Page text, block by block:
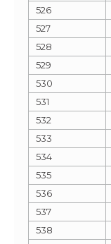
526
527
528
529
530
531
532
533
534
535
536
537
538